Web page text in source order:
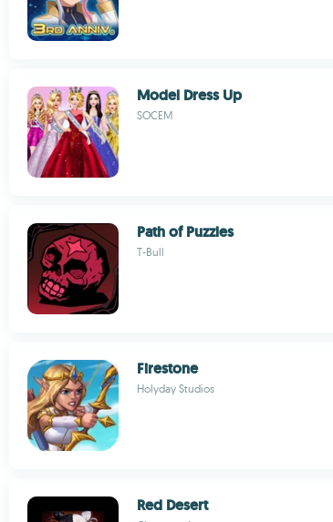
Model Dress Up
SOCEM
Path of Puzzles
T-Bull
Firestone
Holyday Studios
Red Desert